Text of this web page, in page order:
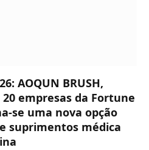
AOQUN BRUSH,
empresas da Fortune
se uma nova opção
suprimentos médica